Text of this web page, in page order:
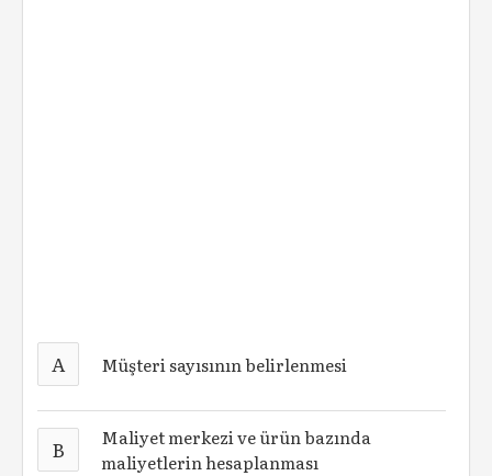
A Müşteri sayısının belirlenmesi
B
Maliyet merkezi ve ürün bazında
maliyetlerin hesaplanması